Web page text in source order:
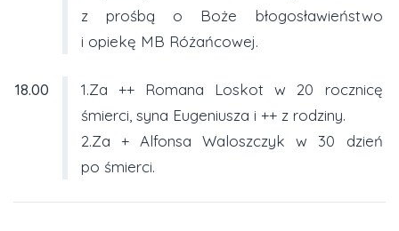
z prośbą o Boże błogosławieństwo
i opiekę MB Różańcowej.
18.00
1.Za ++ Romana Loskot w 20 rocznicę
śmierci, syna Eugeniusza i ++ z rodziny.
2.Za + Alfonsa Waloszczyk w 30 dzień
po śmierci.